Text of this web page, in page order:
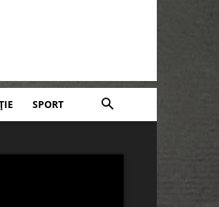
SPORT